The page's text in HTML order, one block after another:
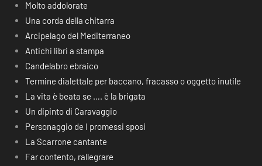
Molto addolorate
Una corda della chitarra
Arcipelago del Mediterraneo
Antichi libri a stampa
Candelabro ebraico
Termine dialettale per baccano, fracasso o oggetto inutile
La vita è beata se …. è la brigata
Un dipinto di Caravaggio
Personaggio de I promessi sposi
La Scarrone cantante
Far contento, rallegrare